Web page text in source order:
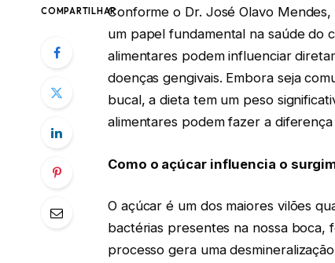
COMPARTILHARConforme o Dr. José Olavo
um papel fundamental na saúde do
alimentares podem influenciar
doenças gengivais. Embora seja
bucal, a dieta tem um peso
alimentares podem fazer a
Como o açúcar influencia o
O açúcar é um dos maiores vilões
bactérias presentes na nossa boca,
processo gera uma